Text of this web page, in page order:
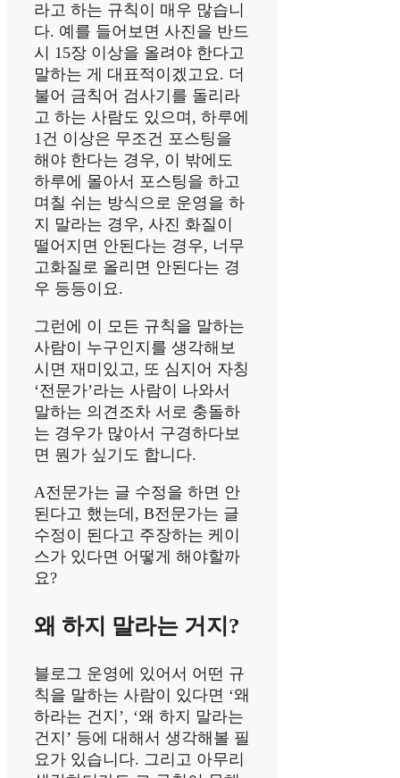
라고 하는 규칙이 매우 많습니
다. 예를 들어보면 사진을 반드
시 15장 이상을 올려야 한다고
말하는 게 대표적이겠고요. 더
불어 금칙어 검사기를 돌리라
고 하는 사람도 있으며, 하루에
1건 이상은 무조건 포스팅을
해야 한다는 경우, 이 밖에도
하루에 몰아서 포스팅을 하고
며칠 쉬는 방식으로 운영을 하
지 말라는 경우, 사진 화질이
떨어지면 안된다는 경우, 너무
고화질로 올리면 안된다는 경
우 등등이요.
그런에 이 모든 규칙을 말하는
사람이 누구인지를 생각해보
시면 재미있고, 또 심지어 자칭
‘전문가’라는 사람이 나와서
말하는 의견조차 서로 충돌하
는 경우가 많아서 구경하다보
면 뭔가 싶기도 합니다.
A전문가는 글 수정을 하면 안
된다고 했는데, B전문가는 글
수정이 된다고 주장하는 케이
스가 있다면 어떻게 해야할까
요?
왜 하지 말라는 거지?
블로그 운영에 있어서 어떤 규
칙을 말하는 사람이 있다면 ‘왜
하라는 건지’, ‘왜 하지 말라는
건지’ 등에 대해서 생각해볼 필
요가 있습니다. 그리고 아무리